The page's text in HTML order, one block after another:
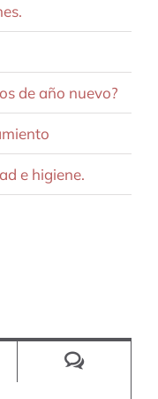
de año nuevo?
e higiene.